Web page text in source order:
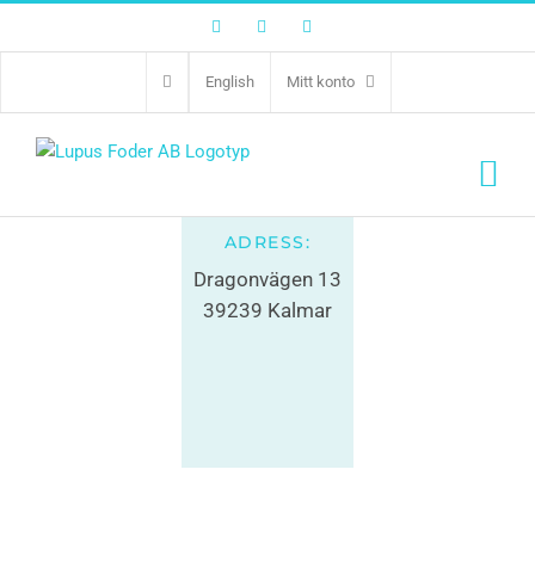
FacebookTwitter
English Mitt konto
Zoostorexxx-xxx xx xx
ADRESS:
Dragonvägen 13
39239 Kalmar